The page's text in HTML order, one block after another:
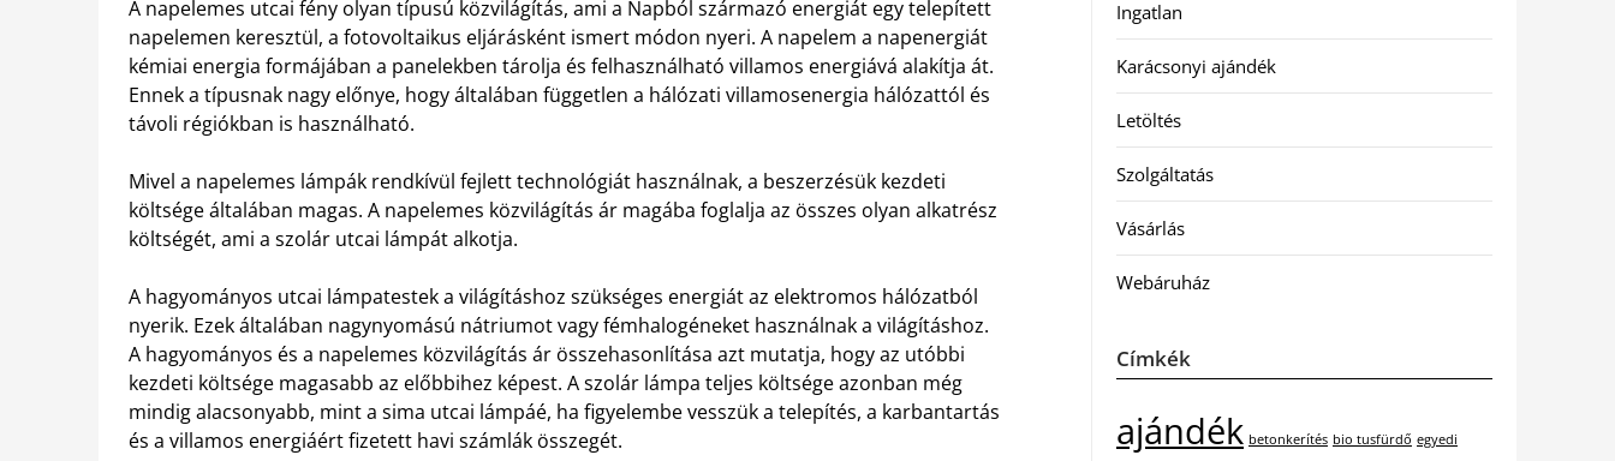
A napelemes utcai fény olyan típusú közvilágítás, ami a Napból származó energiát egy telepített
napelemen keresztül, a fotovoltaikus eljárásként ismert módon nyeri. A napelem a napenergiát
kémiai energia formájában a panelekben tárolja és felhasználható villamos energiává alakítja át.
Ennek a típusnak nagy előnye, hogy általában független a hálózati villamosenergia hálózattól és
távoli régiókban is használható.
Mivel a napelemes lámpák rendkívül fejlett technológiát használnak, a beszerzésük kezdeti
költsége általában magas. A napelemes közvilágítás ár magába foglalja az összes olyan alkatrész
költségét, ami a szolár utcai lámpát alkotja.
A hagyományos utcai lámpatestek a világításhoz szükséges energiát az elektromos hálózatból
nyerik. Ezek általában nagynyomású nátriumot vagy fémhalogéneket használnak a világításhoz.
A hagyományos és a napelemes közvilágítás ár összehasonlítása azt mutatja, hogy az utóbbi
kezdeti költsége magasabb az előbbihez képest. A szolár lámpa teljes költsége azonban még
mindig alacsonyabb, mint a sima utcai lámpáé, ha figyelembe vesszük a telepítés, a karbantartás
és a villamos energiáért fizetett havi számlák összegét.
Ingatlan
Karácsonyi ajándék
Letöltés
Szolgáltatás
Vásárlás
Webáruház
Címkék
ajándék betonkerítés bio tusfürdő egyedi